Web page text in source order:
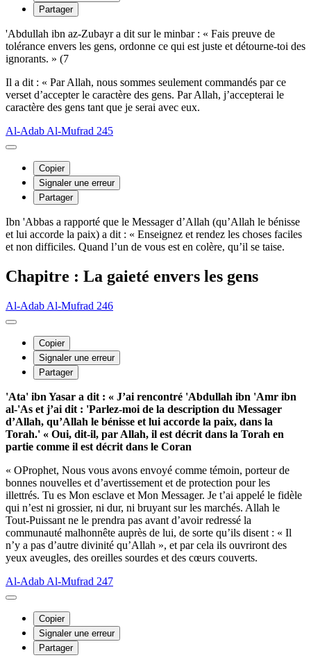
Partager
'Abdullah ibn az-Zubayr a dit sur le minbar : « Fais preuve de
tolérance envers les gens, ordonne ce qui est juste et détourne-toi des
ignorants. » (7
Il a dit : « Par Allah, nous sommes seulement commandés par ce
verset d’accepter le caractère des gens. Par Allah, j’accepterai le
caractère des gens tant que je serai avec eux.
Al-Adab Al-Mufrad 245
Copier
Signaler une erreur
Partager
Ibn 'Abbas a rapporté que le Messager d’Allah (qu’Allah le bénisse
et lui accorde la paix) a dit : « Enseignez et rendez les choses faciles
et non difficiles. Quand l’un de vous est en colère, qu’il se taise.
Chapitre : La gaieté envers les gens
Al-Adab Al-Mufrad 246
Copier
Signaler une erreur
Partager
'Ata' ibn Yasar a dit : « J’ai rencontré 'Abdullah ibn 'Amr ibn
al-'As et j’ai dit : 'Parlez-moi de la description du Messager
d’Allah, qu’Allah le bénisse et lui accorde la paix, dans la
Torah.' « Oui, dit-il, par Allah, il est décrit dans la Torah en
partie comme il est décrit dans le Coran
« OProphet, Nous vous avons envoyé comme témoin, porteur de
bonnes nouvelles et d’avertissement et de protection pour les
illettrés. Tu es Mon esclave et Mon Messager. Je t’ai appelé le fidèle
qui n’est ni grossier, ni dur, ni bruyant sur les marchés. Allah le
Tout-Puissant ne le prendra pas avant d’avoir redressé la
communauté malhonnête auprès de lui, de sorte qu’ils disent : « Il
n’y a pas d’autre divinité qu’Allah », et par cela ils ouvriront des
yeux aveugles, des oreilles sourdes et des cœurs couverts.
Al-Adab Al-Mufrad 247
Copier
Signaler une erreur
Partager